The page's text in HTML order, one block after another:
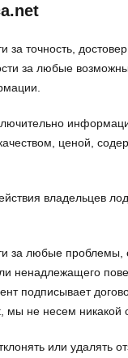
за точность,
за любые
ценой,
владельцев
за любые
ненадлежащего
подписывает
не несем никакой
или